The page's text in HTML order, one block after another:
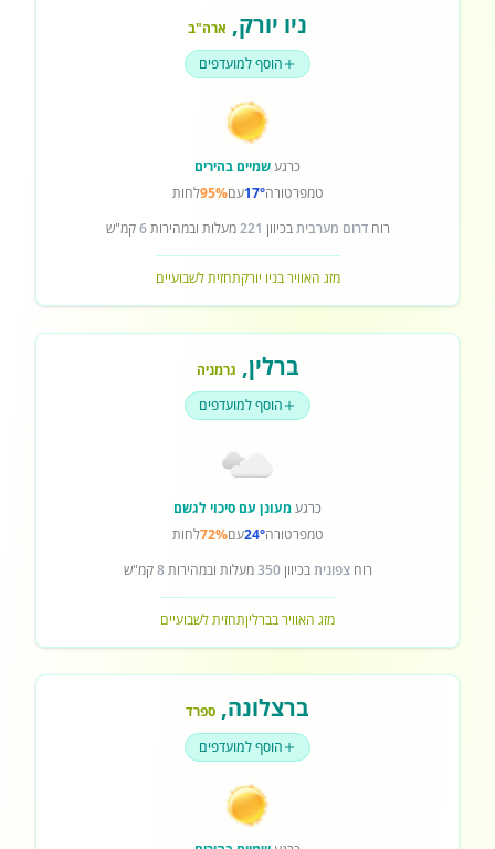
ניו יורק, ארה"ב
הוסף למועדפים
כרגעשמיים בהירים
טמפרטורה17°עם95%לחות
רוחדרום מערביתבכיוון 221מעלות ובמהירות6קמ"ש
מזג האוויר בניו יורקתחזית לשבועיים
ברלין, גרמניה
הוסף למועדפים
כרגעמעונן עם סיכוי לגשם
טמפרטורה24°עם72%לחות
רוחצפוניתבכיוון350מעלות ובמהירות8קמ"ש
מזג האוויר בברליןתחזית לשבועיים
ברצלונה, ספרד
הוסף למועדפים